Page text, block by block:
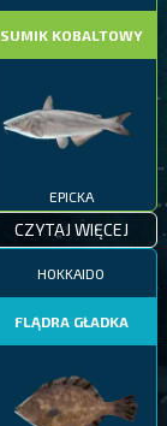
SUMIK KOBALTOWY
EPICKA
CZYTAJ WIĘCEJ
HOKKAIDO
FLĄDRA GŁADKA